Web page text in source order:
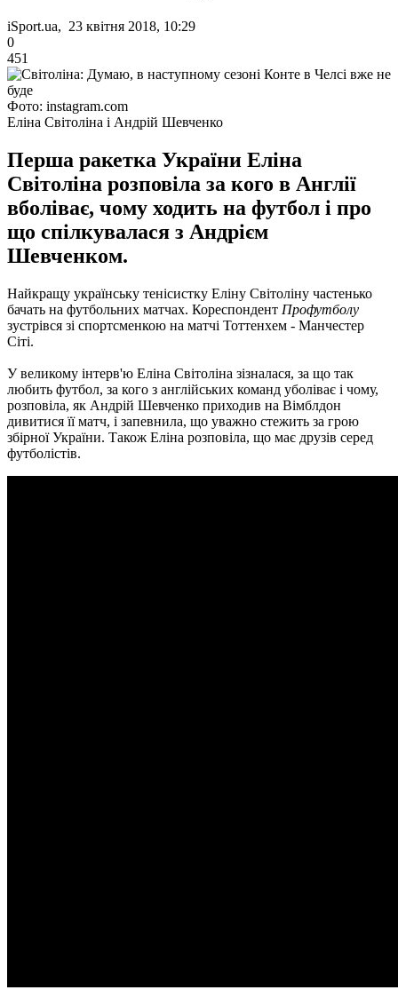
iSport.ua, 23 квітня 2018, 10:29
0
451
Фото: instagram.com
Еліна Світоліна і Андрій Шевченко
Перша ракетка України Еліна
Світоліна розповіла за кого в Англії
вболіває, чому ходить на футбол і про
що спілкувалася з Андрієм
Шевченком.
Найкращу українську тенісистку Еліну Світоліну частенько
бачать на футбольних матчах. Кореспондент Профутболу
зустрівся зі спортсменкою на матчі Тоттенхем - Манчестер
Сіті.
У великому інтерв'ю Еліна Світоліна зізналася, за що так
любить футбол, за кого з англійських команд уболіває і чому,
розповіла, як Андрій Шевченко приходив на Вімблдон
дивитися її матч, і запевнила, що уважно стежить за грою
збірної України. Також Еліна розповіла, що має друзів серед
футболістів.